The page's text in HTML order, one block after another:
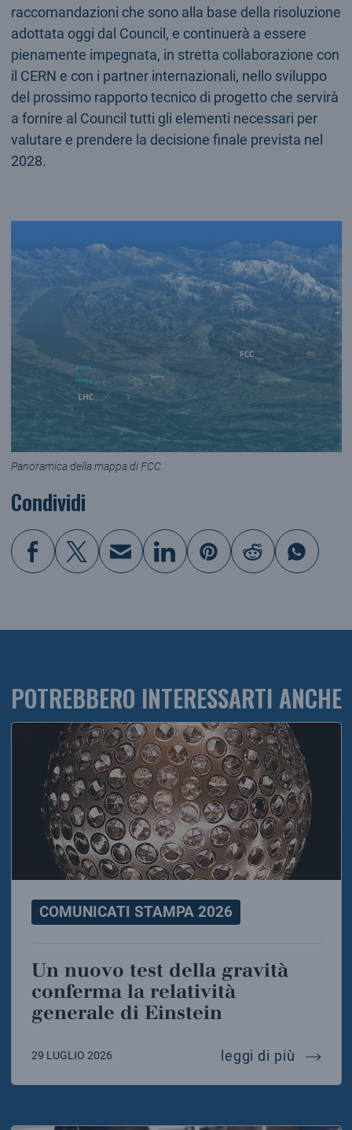
raccomandazioni che sono alla base della risoluzione
adottata oggi dal Council, e continuerà a essere
pienamente impegnata, in stretta collaborazione con
il CERN e con i partner internazionali, nello sviluppo
del prossimo rapporto tecnico di progetto che servirà
a fornire al Council tutti gli elementi necessari per
valutare e prendere la decisione finale prevista nel
2028.
Panoramica della mappa di FCC
Condividi
POTREBBERO INTERESSARTI ANCHE
COMUNICATI STAMPA 2026
Un nuovo test della gravità
conferma la relatività
generale di Einstein
29 LUGLIO 2026 leggi di più un